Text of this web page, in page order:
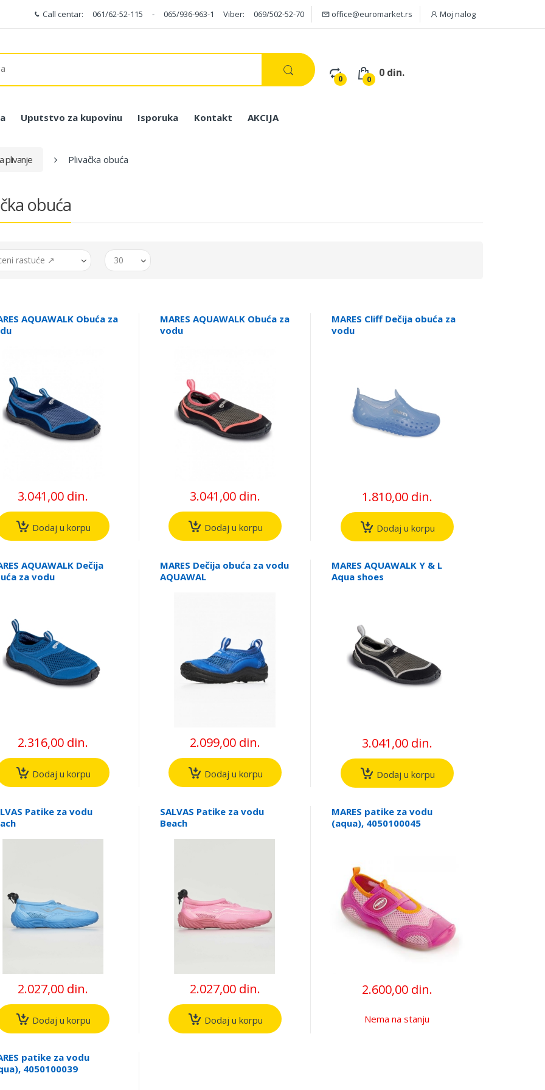
Call centar: 061/62-52-115 - 065/936-963-1 Viber: 069/502-52-70 office@euromarket.rs Moj nalog
0 0
0 din.
Uputstvo za kupovinu Isporuka Kontakt AKCIJA
plivanje Plivačka obuća
obuća
rastuće ↗ 30
AQUAWALK Obuća za
3.041,00 din.
Dodaj u korpu
MARES AQUAWALK Obuća za
vodu
3.041,00 din.
Dodaj u korpu
MARES Cliff Dečija obuća za
vodu
1.810,00 din.
Dodaj u korpu
AQUAWALK Dečija
za vodu
2.316,00 din.
Dodaj u korpu
MARES Dečija obuća za vodu
AQUAWAL
2.099,00 din.
Dodaj u korpu
MARES AQUAWALK Y & L
Aqua shoes
3.041,00 din.
Dodaj u korpu
Patike za vodu
2.027,00 din.
Dodaj u korpu
SALVAS Patike za vodu
Beach
2.027,00 din.
Dodaj u korpu
MARES patike za vodu
(aqua), 4050100045
2.600,00 din.
Nema na stanju
patike za vodu
4050100039